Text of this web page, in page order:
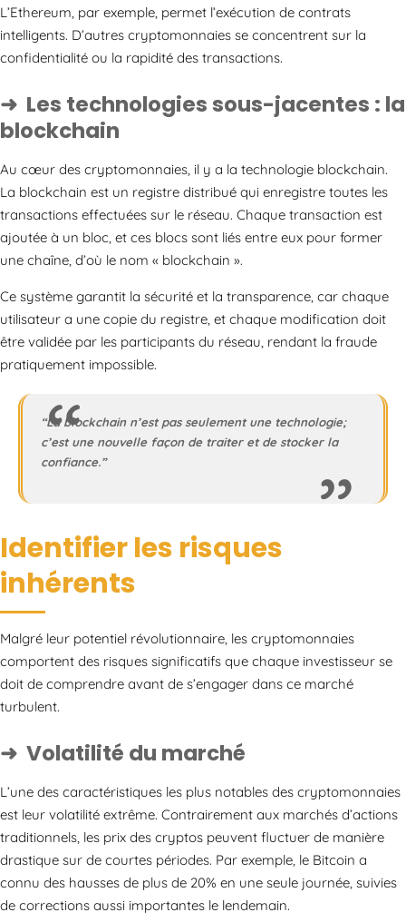
L’Ethereum, par exemple, permet l’exécution de contrats
intelligents. D’autres cryptomonnaies se concentrent sur la
confidentialité ou la rapidité des transactions.
Les technologies sous-jacentes : la
blockchain
Au cœur des cryptomonnaies, il y a la technologie blockchain.
La blockchain est un registre distribué qui enregistre toutes les
transactions effectuées sur le réseau. Chaque transaction est
ajoutée à un bloc, et ces blocs sont liés entre eux pour former
une chaîne, d’où le nom « blockchain ».
Ce système garantit la sécurité et la transparence, car chaque
utilisateur a une copie du registre, et chaque modification doit
être validée par les participants du réseau, rendant la fraude
pratiquement impossible.
“La blockchain n’est pas seulement une technologie;
c’est une nouvelle façon de traiter et de stocker la
confiance.”
Identifier les risques
inhérents
Malgré leur potentiel révolutionnaire, les cryptomonnaies
comportent des risques significatifs que chaque investisseur se
doit de comprendre avant de s’engager dans ce marché
turbulent.
Volatilité du marché
L’une des caractéristiques les plus notables des cryptomonnaies
est leur volatilité extrême. Contrairement aux marchés d’actions
traditionnels, les prix des cryptos peuvent fluctuer de manière
drastique sur de courtes périodes. Par exemple, le Bitcoin a
connu des hausses de plus de 20% en une seule journée, suivies
de corrections aussi importantes le lendemain.